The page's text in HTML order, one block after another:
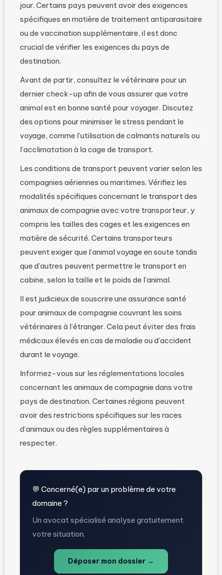
jour. Certains pays peuvent avoir des exigences
spécifiques en matière de traitement antiparasitaire
ou de vaccination supplémentaire, il est donc
crucial de vérifier les exigences du pays de
destination.
Avant de partir, consultez le vétérinaire pour un
dernier check-up afin de vous assurer que votre
animal est en bonne santé pour voyager. Discutez
des options pour minimiser le stress pendant le
voyage, comme l’utilisation de calmants naturels ou
l’acclimatation à la cage de transport.
Les conditions de transport peuvent varier selon les
compagnies aériennes ou maritimes. Vérifiez les
modalités spécifiques concernant le transport des
animaux de compagnie avec votre transporteur, y
compris les tailles des cages et les exigences en
matière de sécurité. Certains transporteurs
peuvent exiger que l’animal voyage en soute tandis
que d’autres peuvent permettre le transport en
cabine, selon la taille et le poids de l’animal.
Il est judicieux de souscrire une assurance santé
pour animaux de compagnie couvrant les soins
vétérinaires à l’étranger. Cela peut éviter des frais
médicaux élevés en cas de maladie ou d’accident
durant le voyage.
Informez-vous sur les réglementations locales
concernant les animaux de compagnie dans votre
pays de destination. Certaines régions peuvent
avoir des restrictions spécifiques sur les races
d’animaux ou des règles supplémentaires à
respecter.
💬 Concerné(e) par un problème de votre
domaine ?
Un avocat spécialisé analyse gratuitement
votre situation.
Déposer mon dossier →